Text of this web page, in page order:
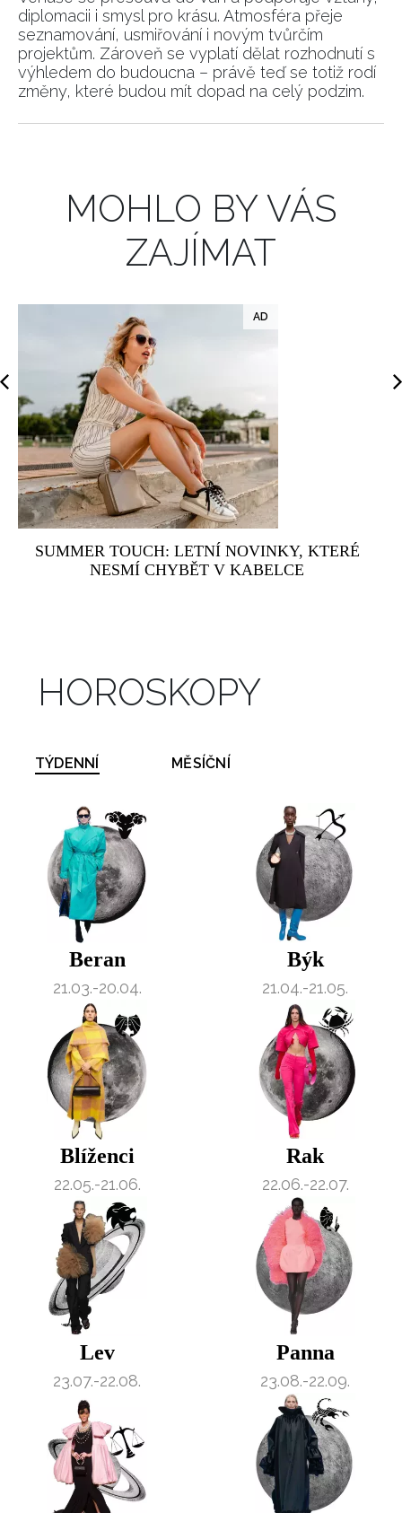
INFORMACE
REDAKCE
diplomacii i smysl pro krásu. Atmosféra přeje
seznamování, usmiřování i novým tvůrčím
projektům. Zároveň se vyplatí dělat rozhodnutí s
výhledem do budoucna – právě teď se totiž rodí
změny, které budou mít dopad na celý podzim.
MOHLO BY VÁS
ZAJÍMAT
SUMMER TOUCH: LETNÍ NOVINKY, KTERÉ
NESMÍ CHYBĚT V KABELCE
HOROSKOPY
TÝDENNÍ MĚSÍČNÍ
Beran
21.03.-20.04.
Býk
21.04.-21.05.
Blíženci
22.05.-21.06.
Rak
22.06.-22.07.
Lev
23.07.-22.08.
Panna
23.08.-22.09.